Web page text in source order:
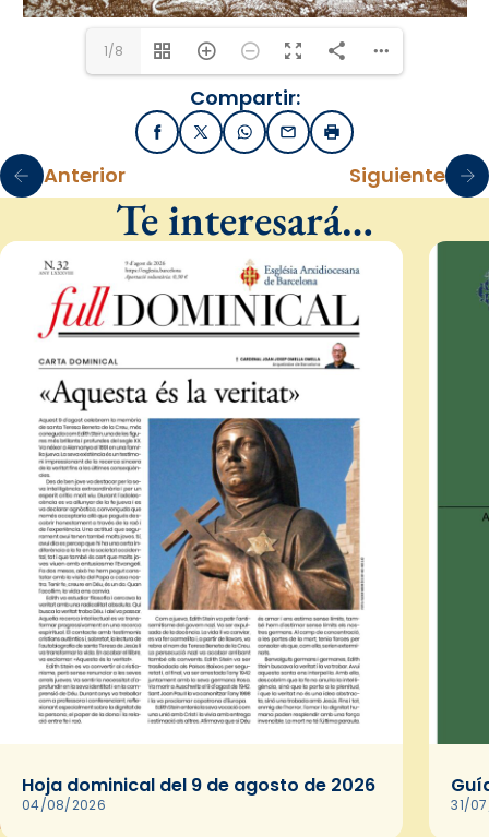
1/8
Compartir:
FacebookX / TwitterWhatsApp
EmailImprimir
Anterior Siguiente
Te interesará…
Hoja dominical del 9 de agosto de 2026
04/08/2026 31/